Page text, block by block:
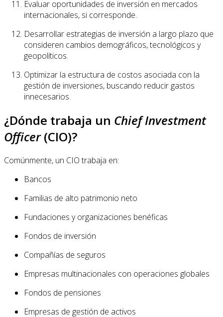
Evaluar oportunidades de inversión en mercados
internacionales, si corresponde.
Desarrollar estrategias de inversión a largo plazo que
consideren cambios demográficos, tecnológicos y
geopolíticos.
Optimizar la estructura de costos asociada con la
gestión de inversiones, buscando reducir gastos
innecesarios.
¿Dónde trabaja un Chief Investment
Officer(CIO)?
Comúnmente, un CIO trabaja en:
Bancos
Familias de alto patrimonio neto
Fundaciones y organizaciones benéficas
Fondos de inversión
Compañías de seguros
Empresas multinacionales con operaciones globales
Fondos de pensiones
Empresas de gestión de activos